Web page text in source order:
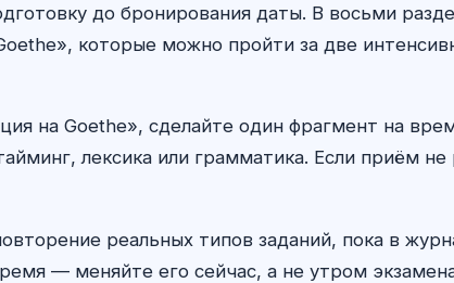
до бронирования даты. В восьми
которые можно пройти за две
на Goethe», сделайте один фрагмент на
лексика или грамматика. Если приём
реальных типов заданий, пока в
— меняйте его сейчас, а не утром